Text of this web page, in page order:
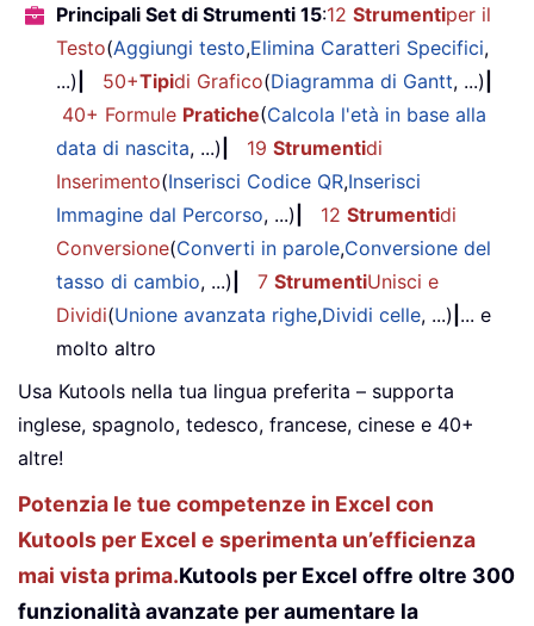
Principali Set di Strumenti 15:12 Strumentiper il
Testo(Aggiungi testo,Elimina Caratteri Specifici,
...)
50+Tipidi Grafico(Diagramma di Gantt, ...)
40+ Formule Pratiche(Calcola l'età in base alla
data di nascita, ...) 19 Strumentidi
Inserimento(Inserisci Codice QR,Inserisci
Immagine dal Percorso, ...) 12 Strumentidi
Conversione(Converti in parole,Conversione del
tasso di cambio, ...) 7 StrumentiUnisci e
Dividi(Unione avanzata righe,Dividi celle, ...) ... e
molto altro
Usa Kutools nella tua lingua preferita – supporta
inglese, spagnolo, tedesco, francese, cinese e 40+
altre!
Potenzia le tue competenze in Excel con
Kutools per Excel e sperimenta un’efficienza
mai vista prima.Kutools per Excel offre oltre 300
funzionalità avanzate per aumentare la